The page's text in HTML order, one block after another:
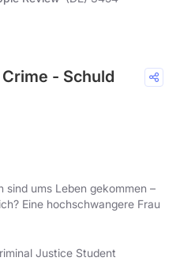
- Schuld
sind ums Leben gekommen –
Eine hochschwangere Frau
Justice Student